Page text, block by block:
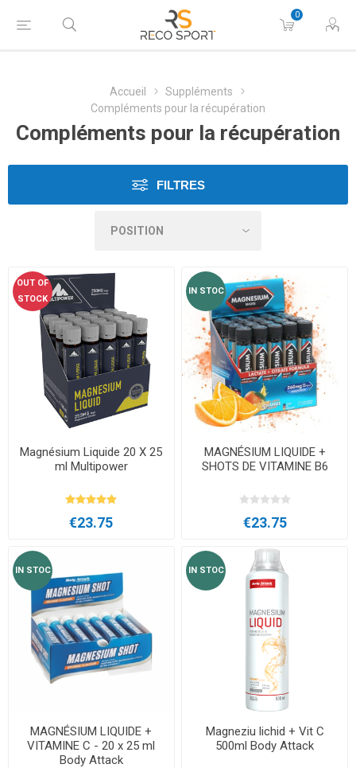
0
Accueil
Suppléments
Compléments pour la récupération
Compléments pour la récupération
FILTRES
OUT OF
STOCK
Magnésium Liquide 20 X 25
ml Multipower
€23.75
IN STOC
MAGNÉSIUM LIQUIDE +
SHOTS DE VITAMINE B6
€23.75
IN STOC
MAGNÉSIUM LIQUIDE +
VITAMINE C - 20 x 25 ml
Body Attack
IN STOC
Magneziu lichid + Vit C
500ml Body Attack